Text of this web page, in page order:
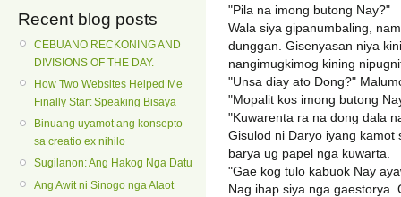
Recent blog posts
CEBUANO RECKONING AND
DIVISIONS OF THE DAY.
How Two Websites Helped Me
Finally Start Speaking Bisaya
Binuang uyamot ang konsepto
sa creatio ex nihilo
Sugilanon: Ang Hakog Nga Datu
Ang Awit ni Sinogo nga Alaot
"Pila na imong butong Nay?"
Wala siya gipanumbaling,
dunggan. Gisenyasan niya
nangimugkimog kining
"Unsa diay ato Dong?"
"Mopalit kos imong butong
"Kuwarenta ra na dong dala
Gisulod ni Daryo iyang
barya ug papel nga kuwarta.
"Gae kog tulo kabuok Nay
Nag ihap siya nga gaestorya.